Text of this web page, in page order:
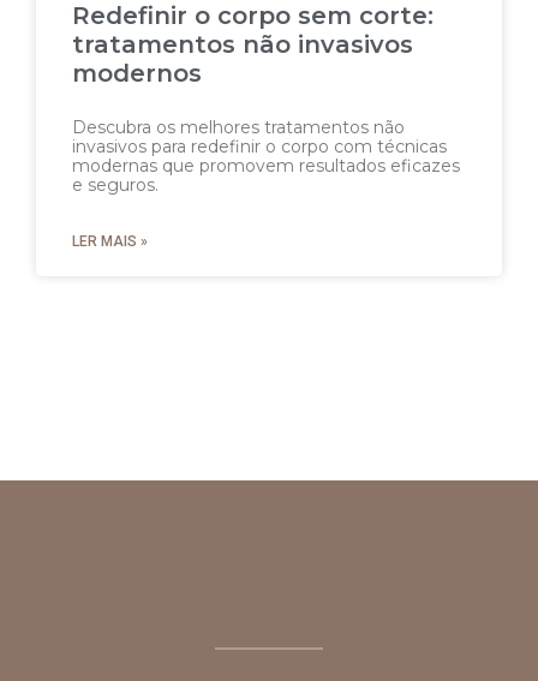
Redefinir o corpo sem corte:
tratamentos não invasivos
modernos
Descubra os melhores tratamentos não
invasivos para redefinir o corpo com técnicas
modernas que promovem resultados eficazes
e seguros.
LER MAIS »